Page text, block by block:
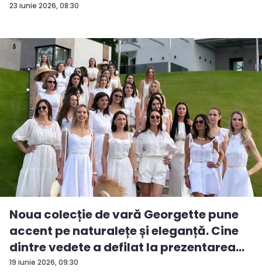
23 iunie 2026, 08:30
19 iunie 2026, 09:30
Noua colecție de vară Georgette pune
accent pe naturalețe și eleganță. Cine
dintre vedete a defilat la prezentarea
d...